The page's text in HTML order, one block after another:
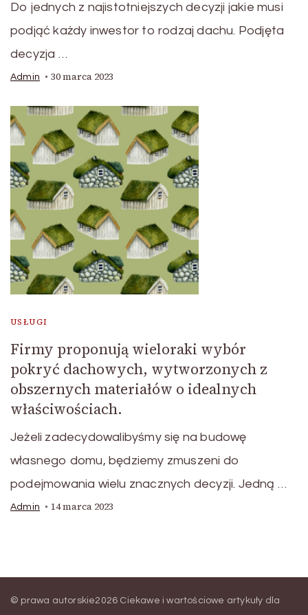
Do jednych z najistotniejszych decyzji jakie musi
podjąć każdy inwestor to rodzaj dachu. Podjęta
decyzja …
Admin 30 marca 2023
USŁUGI
Firmy proponują wieloraki wybór
pokryć dachowych, wytworzonych z
obszernych materiałów o idealnych
właściwościach.
Jeżeli zadecydowalibyśmy się na budowę
własnego domu, będziemy zmuszeni do
podejmowania wielu znacznych decyzji. Jedną …
Admin 14 marca 2023
© prawa autorskie2026 Ciekawe i wartościowe artykuły dla